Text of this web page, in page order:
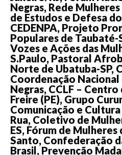
Negras, Rede
de Estudos e Defesa
CEDENPA, Projeto
Populares de Taubaté-
Vozes e Ações das
S.Paulo, Pastoral
Norte de Ubatuba-SP,
Coordenação Nacional
Negras, CCLF –
Freire (PE), Grupo
Comunicação e
Rua, Coletivo de
ES, Fórum de
Santo, Confederação
Brasil, Prevenção